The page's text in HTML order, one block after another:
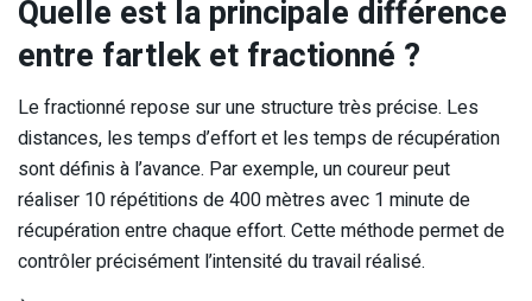
Quelle est la principale différence
entre fartlek et fractionné ?
Le fractionné repose sur une structure très précise. Les
distances, les temps d’effort et les temps de récupération
sont définis à l’avance. Par exemple, un coureur peut
réaliser 10 répétitions de 400 mètres avec 1 minute de
récupération entre chaque effort. Cette méthode permet de
contrôler précisément l’intensité du travail réalisé.